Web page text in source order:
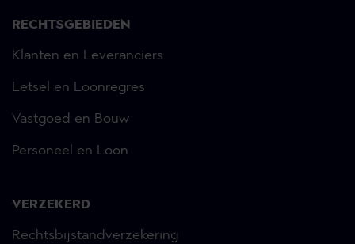
RECHTSGEBIEDEN
Klanten en Leveranciers
Letsel en Loonregres
Vastgoed en Bouw
Personeel en Loon
VERZEKERD
Rechtsbijstandverzekering